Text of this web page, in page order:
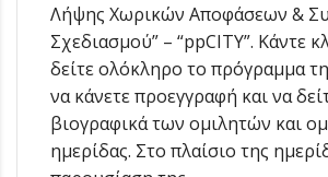
Λήψης Χωρικών Αποφάσεων &
Σχεδιασμού” – “ppCITY”. Κάντε
δείτε ολόκληρο το πρόγραμμα
να κάνετε προεγγραφή και να
βιογραφικά των ομιλητών και
ημερίδας. Στο πλαίσιο της